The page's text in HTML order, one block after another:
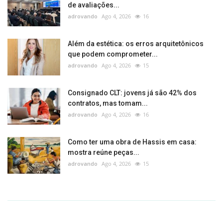
de avaliações...
adrovando Ago 4, 2026 16
Além da estética: os erros arquitetônicos
que podem comprometer...
adrovando Ago 4, 2026 15
Consignado CLT: jovens já são 42% dos
contratos, mas tomam...
adrovando Ago 4, 2026 16
Como ter uma obra de Hassis em casa:
mostra reúne peças...
adrovando Ago 4, 2026 15